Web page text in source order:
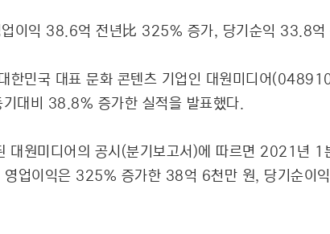
이익 38.6억 전년比 325% 증가, 당기순익 33.8
민국 대표 문화 콘텐츠 기업인 대원미디어
기대비 38.8% 증가한 실적을 발표했다.
대원미디어의 공시(분기보고서)에 따르면 2021년
업이익은 325% 증가한 38억 6천만 원, 당기순이